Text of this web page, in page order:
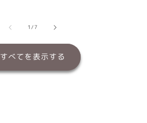
1/の
7
すべてを表示する